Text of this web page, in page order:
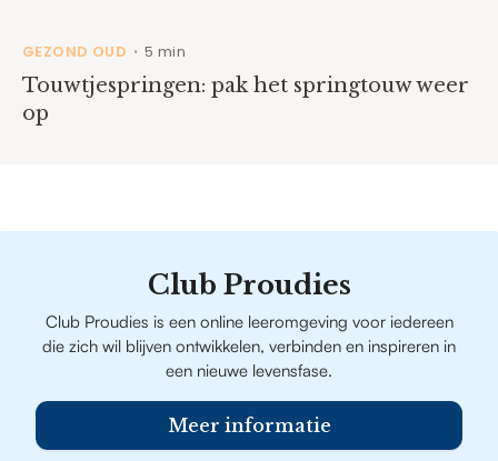
GEZOND OUD • 5 min
Touwtjespringen: pak het springtouw weer
op
Club Proudies
Club Proudies is een online leeromgeving voor iedereen
die zich wil blijven ontwikkelen, verbinden en inspireren in
een nieuwe levensfase.
Meer informatie